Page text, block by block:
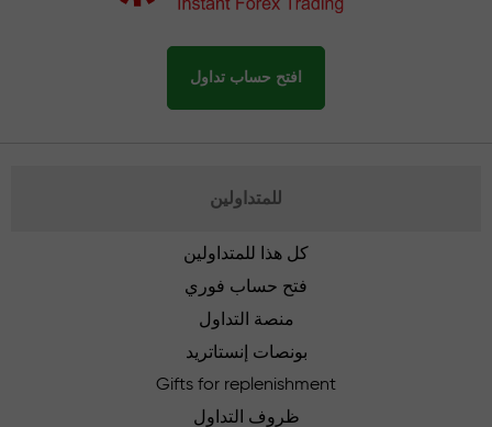
افتح حساب تداول
للمتداولين
كل هذا للمتداولين
فتح حساب فوري
منصة التداول
بونصات إنستاتريد
Gifts for replenishment
ظروف التداول